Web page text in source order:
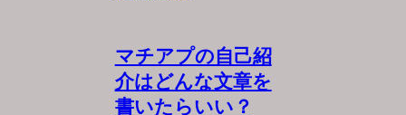
マチアプの自己紹
介はどんな文章を
書いたらいい？